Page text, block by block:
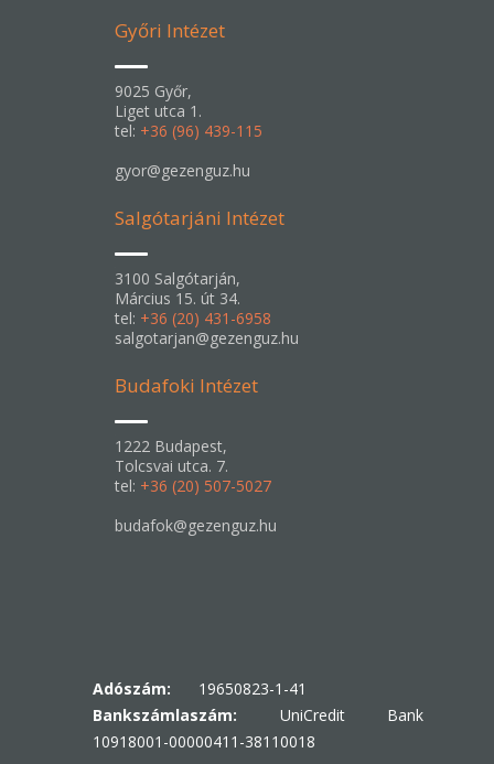
Győri Intézet
9025 Győr,
Liget utca 1.
tel: +36 (96) 439-115
gyor@gezenguz.hu
Salgótarjáni Intézet
3100 Salgótarján,
Március 15. út 34.
tel: +36 (20) 431-6958
salgotarjan@gezenguz.hu
Budafoki Intézet
1222 Budapest,
Tolcsvai utca. 7.
tel: +36 (20) 507-5027
budafok@gezenguz.hu
Adószám: 19650823-1-41
Bankszámlaszám: UniCredit Bank
10918001-00000411-38110018